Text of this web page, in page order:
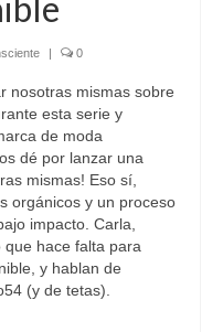
0
nosotras mismas sobre
esta serie y
de moda
dé por lanzar una
mismas! Eso sí,
orgánicos y un proceso
impacto. Carla,
que hace falta para
y hablan de
(y de tetas).